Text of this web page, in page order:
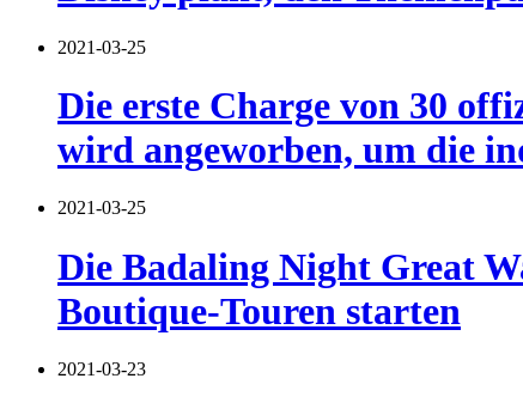
2021-03-25
Die erste Charge von 30
wird angeworben, um die
2021-03-25
Die Badaling Night Great
Boutique-Touren starten
2021-03-23